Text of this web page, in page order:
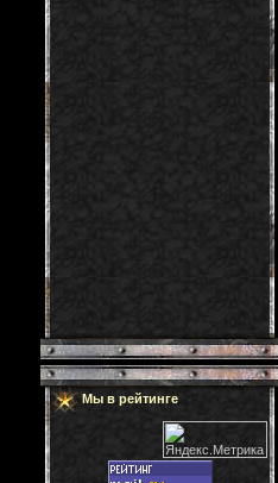
Мы в рейтинге